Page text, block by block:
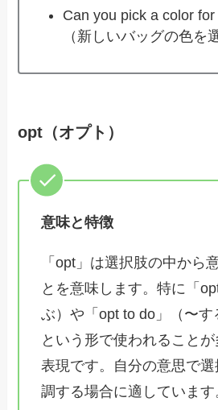
Can you pick a color
（新しいバッグの色を
opt（オプト）
意味と特徴
「opt」は選択肢の中から
とを意味します。特に「
ぶ）や「opt to do」（〜す
という形で使われること
表現です。自分の意思で
調する場合に適しています